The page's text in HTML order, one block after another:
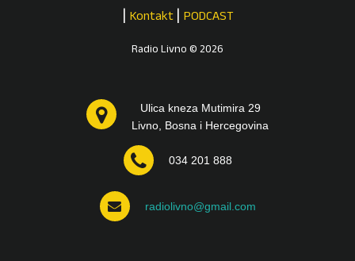
Kontakt PODCAST
Radio Livno © 2026
Ulica kneza Mutimira 29
Livno, Bosna i Hercegovina
034 201 888
radiolivno@gmail.com